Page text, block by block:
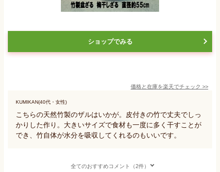
ショップでみる
価格と在庫を楽天でチェック >>
KUMIKAN(40代・女性)
こちらの天然竹製のザルはいかが。皮付きの竹で丈夫でしっ
かりした作り。大きいサイズで食材も一度に多く干すことが
でき、竹自体が水分を吸収してくれるのもいいです。
全てのおすすめコメント（2件）